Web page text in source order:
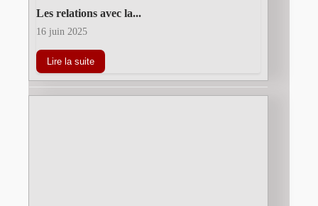
Les relations avec la...
16 juin 2025
Lire la suite